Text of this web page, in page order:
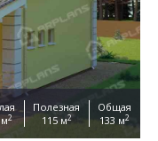
2
Полезная
115 м2
Общая
133 м2